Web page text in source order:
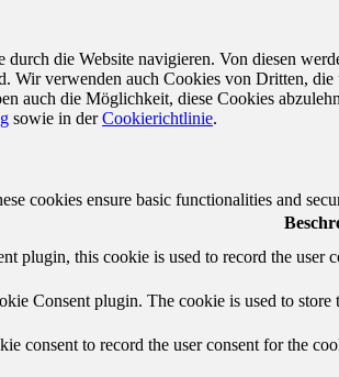
die Website navigieren. Von diesen
verwenden auch Cookies von Dritten,
auch die Möglichkeit, diese Cookies
sowie in derCookierichtlinie.
cookies ensure basic functionalities and
plugin, this cookie is used to record the user
Consent plugin. The cookie is used to
consent to record the user consent for the